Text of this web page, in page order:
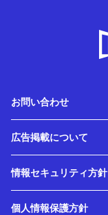
お問い合わせ
広告掲載について
情報セキュリティ方針
個人情報保護方針